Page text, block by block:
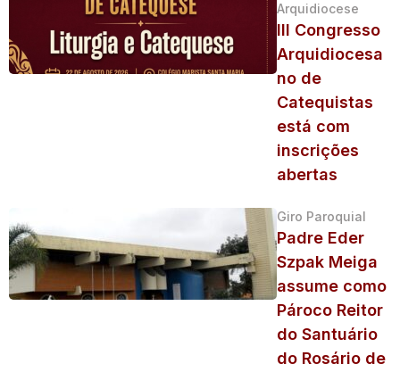
Arquidiocese
III Congresso
Arquidiocesa
no de
Catequistas
está com
inscrições
abertas
Giro Paroquial
Padre Eder
Szpak Meiga
assume como
Pároco Reitor
do Santuário
do Rosário de